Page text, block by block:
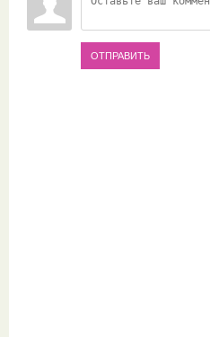
ОТПРАВИТЬ